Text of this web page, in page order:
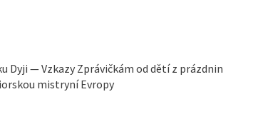
Dyji — Vzkazy Zprávičkám od dětí z prázdnin
mistryní Evropy